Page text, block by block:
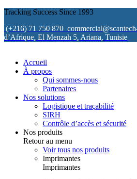
Tracking Success Since 1993
(+216) 71 750 870
d’Afrique, El Menzah 5, Ariana, Tunisie
Accueil
À propos
Qui sommes-nous
Partenaires
Nos solutions
Logistique et traçabilité
SIRH
Contrôle d’accès et sécurité
Nos produits
Retour au menu
Voir tous nos produits
Imprimantes
Imprimantes